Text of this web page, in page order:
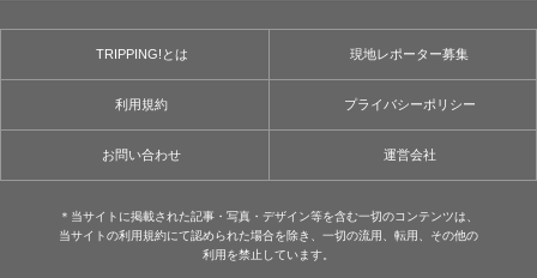
TRIPPING!とは 現地レポーター募集
利用規約 プライバシーポリシー
お問い合わせ 運営会社
＊当サイトに掲載された記事・写真・デザイン等を含む⼀切のコンテンツは、
当サイトの利用規約にて認められた場合を除き、⼀切の流用、転⽤、その他の
利用を禁⽌しています。